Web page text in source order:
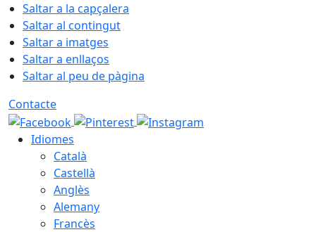
Saltar a la capçalera
Saltar al contingut
Saltar a imatges
Saltar a enllaços
Saltar al peu de pàgina
Contacte
Idiomes
Català
Castellà
Anglès
Alemany
Francès